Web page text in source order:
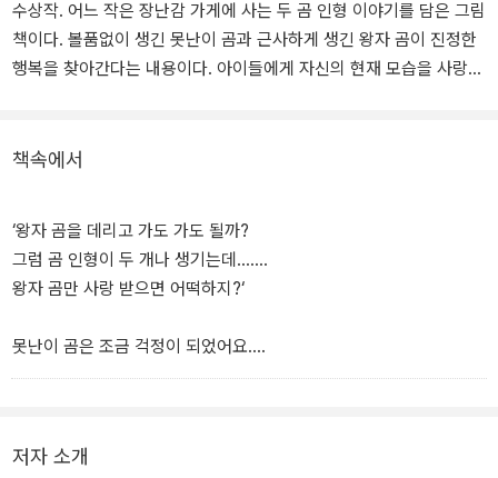
수상작. 어느 작은 장난감 가게에 사는 두 곰 인형 이야기를 담은 그림
책이다. 볼품없이 생긴 못난이 곰과 근사하게 생긴 왕자 곰이 진정한
행복을 찾아간다는 내용이다. 아이들에게 자신의 현재 모습을 사랑하
왕자 곰은 부잣집 아이네 집으로 가게 되었는데, 처음 며칠간만 대접
루하루 즐겁고 행복하게 보낸다. 왕자 곰은 못난이 곰에게 제발 데려
가 달라고 부탁하고, 못난이 곰은 깊은 고민 끝에 왕자 곰을 집으로 데
리고 간다.
책속에서
‘왕자 곰을 데리고 가도 가도 될까?
그럼 곰 인형이 두 개나 생기는데…….
왕자 곰만 사랑 받으면 어떡하지?‘
못난이 곰은 조금 걱정이 되었어요.
못난이 곰은 남자아이와 보냈던
까?'
저자 소개